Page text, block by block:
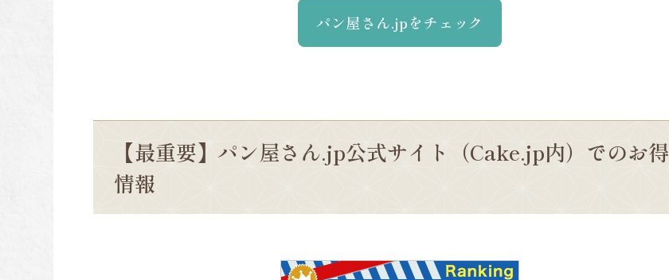
パン屋さん.jpをチェック
【最重要】パン屋さん.jp公式サイト（Cake.jp内）でのお得
情報